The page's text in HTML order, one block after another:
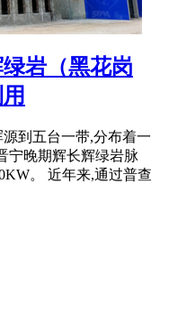
岩（黑花岗
源到五台一带,分布着一
宁晚期辉长辉绿岩脉
。 近年来,通过普查